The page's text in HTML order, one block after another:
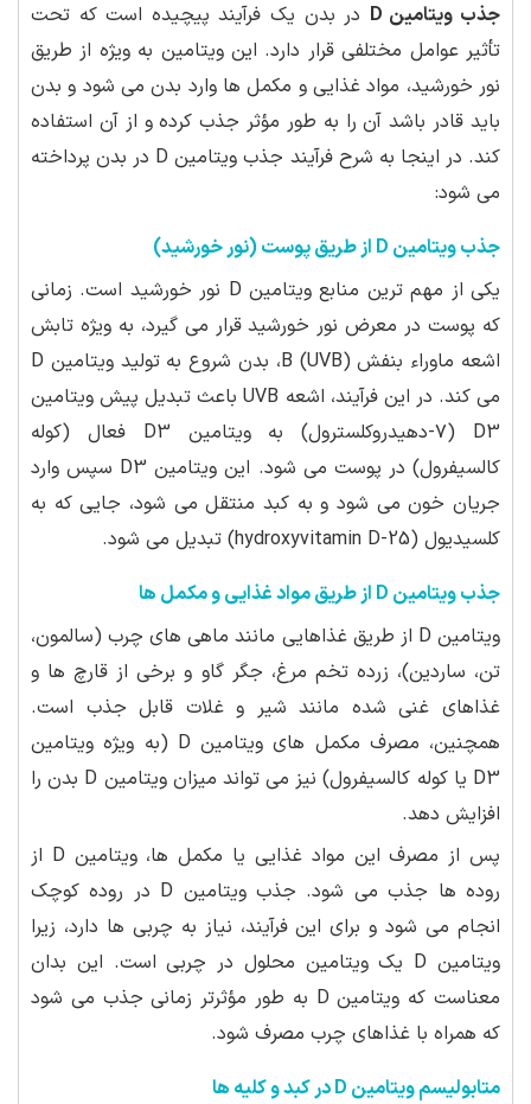
جذب ویتامین D
در بدن یک فرآیند پیچیده است که تحت
تأثیر عوامل مختلفی قرار دارد. این ویتامین به ویژه از طریق
نور خورشید، مواد غذایی و مکمل ها وارد بدن می شود و بدن
باید قادر باشد آن را به طور مؤثر جذب کرده و از آن استفاده
کند. در اینجا به شرح فرآیند جذب ویتامین D در بدن پرداخته
می شود:
جذب ویتامین D از طریق پوست (نور خورشید)
یکی از مهم ترین منابع ویتامین D نور خورشید است. زمانی
که پوست در معرض نور خورشید قرار می گیرد، به ویژه تابش
اشعه ماوراء بنفش B (UVB)، بدن شروع به تولید ویتامین D
می کند. در این فرآیند، اشعه UVB باعث تبدیل پیش ویتامین
D3 (۷-دهیدروکلسترول) به ویتامین D3 فعال (کوله
کالسیفرول) در پوست می شود. این ویتامین D3 سپس وارد
جریان خون می شود و به کبد منتقل می شود، جایی که به
کلسیدیول (25-hydroxyvitamin D) تبدیل می شود.
جذب ویتامین D از طریق مواد غذایی و مکمل ها
ویتامین D از طریق غذاهایی مانند ماهی های چرب (سالمون،
تن، ساردین)، زرده تخم مرغ، جگر گاو و برخی از قارچ ها و
غذاهای غنی شده مانند شیر و غلات قابل جذب است.
همچنین، مصرف مکمل های ویتامین D (به ویژه ویتامین
D3 یا کوله کالسیفرول) نیز می تواند میزان ویتامین D بدن را
افزایش دهد.
پس از مصرف این مواد غذایی یا مکمل ها، ویتامین D از
روده ها جذب می شود. جذب ویتامین D در روده کوچک
انجام می شود و برای این فرآیند، نیاز به چربی ها دارد، زیرا
ویتامین D یک ویتامین محلول در چربی است. این بدان
معناست که ویتامین D به طور مؤثرتر زمانی جذب می شود
که همراه با غذاهای چرب مصرف شود.
متابولیسم ویتامین D در کبد و کلیه ها